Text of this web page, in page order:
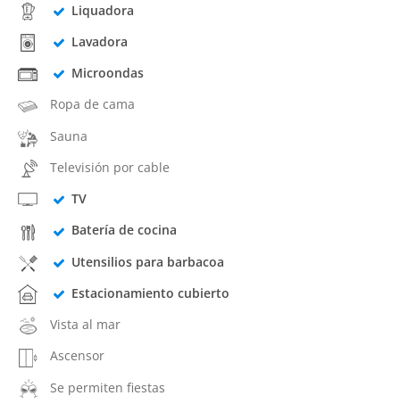
Liquadora
Lavadora
Microondas
Ropa de cama
Sauna
Televisión por cable
TV
Batería de cocina
Utensilios para barbacoa
Estacionamiento cubierto
Vista al mar
Ascensor
Se permiten fiestas